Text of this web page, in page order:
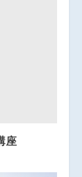
座